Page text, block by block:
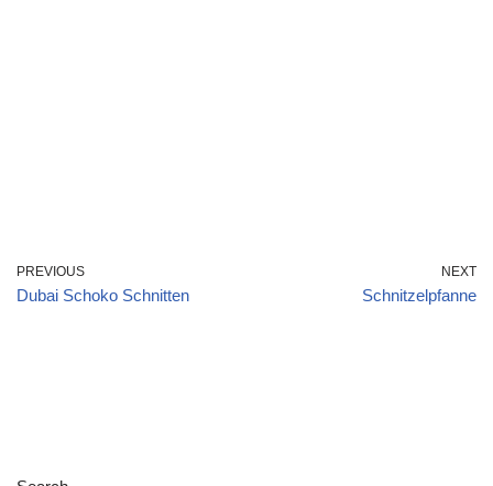
PREVIOUS
Dubai Schoko Schnitten
NEXT
Schnitzelpfanne